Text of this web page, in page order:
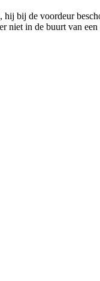
hij bij de voordeur
niet in de buurt van